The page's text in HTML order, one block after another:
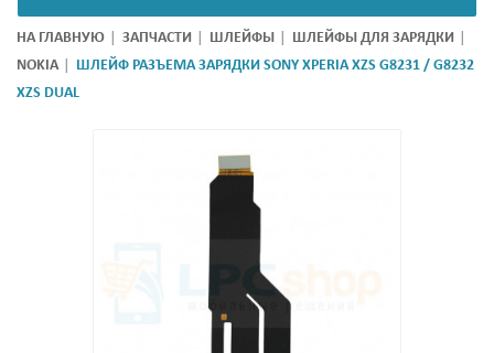
НА ГЛАВНУЮ ЗАПЧАСТИ ШЛЕЙФЫ
ШЛЕЙФЫ ДЛЯ ЗАРЯДКИ
NOKIA
ШЛЕЙФ РАЗЪЕМА ЗАРЯДКИ SONY XPERIA XZS G8231 / G8232
XZS DUAL